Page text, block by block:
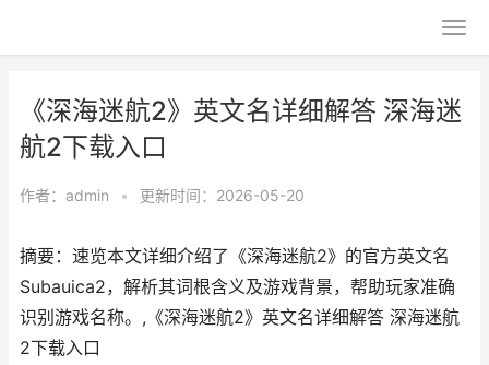
《深海迷航2》英文名详细解答 深海迷
航2下载入口
作者： admin • 更新时间：2026-05-20
摘要：速览本文详细介绍了《深海迷航2》的官方英文名
Subauica2，解析其词根含义及游戏背景，帮助玩家准确
识别游戏名称。,《深海迷航2》英文名详细解答 深海迷航
2下载入口